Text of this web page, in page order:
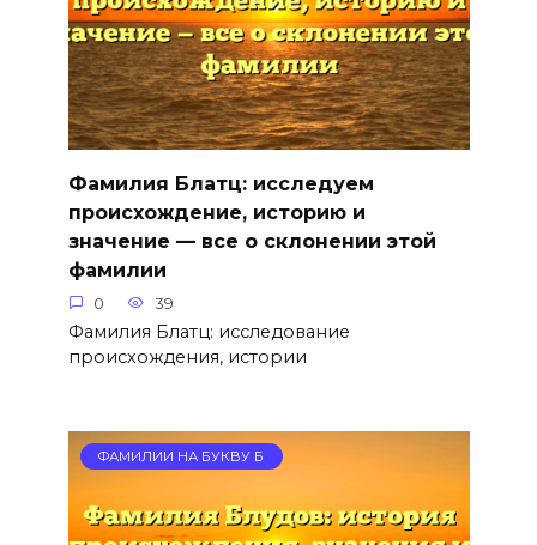
Фамилия Блатц: исследуем
происхождение, историю и
значение — все о склонении этой
фамилии
0 39
Фамилия Блатц: исследование
происхождения, истории
ФАМИЛИИ НА БУКВУ Б